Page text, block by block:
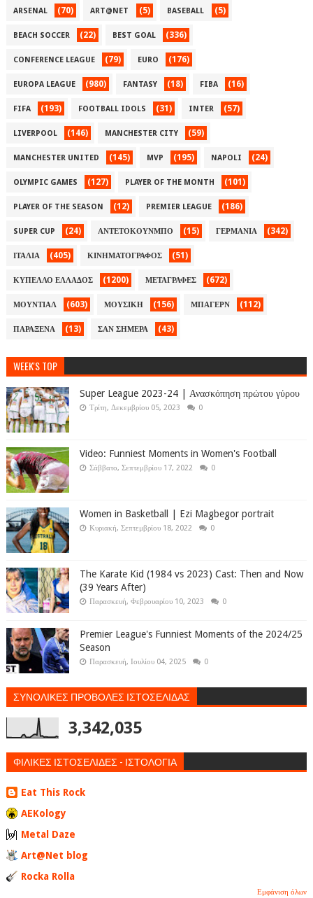
ARSENAL (70) ART@NET (5) BASEBALL (5)
BEACH SOCCER (22) BEST GOAL (336)
CONFERENCE LEAGUE (79) EURO (176)
EUROPA LEAGUE (980) FANTASY (18) FIBA (16)
FIFA (193) FOOTBALL IDOLS (31) INTER (57)
LIVERPOOL (146) MANCHESTER CITY (59)
MANCHESTER UNITED (145) MVP (195) NAPOLI (24)
OLYMPIC GAMES (127) PLAYER OF THE MONTH (101)
PLAYER OF THE SEASON (12) PREMIER LEAGUE (186)
SUPER CUP (24) ΑΝΤΕΤΟΚΟΥΝΜΠΟ (15) ΓΕΡΜΑΝΙΑ (342)
ΙΤΑΛΙΑ (405) ΚΙΝΗΜΑΤΟΓΡΑΦΟΣ (51)
ΚΥΠΕΛΛΟ ΕΛΛΑΔΟΣ (1200) ΜΕΤΑΓΡΑΦΕΣ (672)
ΜΟΥΝΤΙΑΛ (603) ΜΟΥΣΙΚΗ (156) ΜΠΑΓΕΡΝ (112)
ΠΑΡΑΞΕΝΑ (13) ΣΑΝ ΣΗΜΕΡΑ (43)
WEEK'S TOP
Super League 2023-24 | Ανασκόπηση πρώτου γύρου
Τρίτη, Δεκεμβρίου 05, 2023 0
Video: Funniest Moments in Women's Football
Σάββατο, Σεπτεμβρίου 17, 2022 0
Women in Basketball | Ezi Magbegor portrait
Κυριακή, Σεπτεμβρίου 18, 2022 0
The Karate Kid (1984 vs 2023) Cast: Then and Now
(39 Years After)
Παρασκευή, Φεβρουαρίου 10, 2023 0
Premier League's Funniest Moments of the 2024/25
Season
Παρασκευή, Ιουλίου 04, 2025 0
ΣΥΝΟΛΙΚΕΣ ΠΡΟΒΟΛΕΣ ΙΣΤΟΣΕΛΙΔΑΣ
3,342,035
ΦΙΛΙΚΕΣ ΙΣΤΟΣΕΛΙΔΕΣ - ΙΣΤΟΛΟΓΙΑ
Eat This Rock
AEKology
Metal Daze
Art@Net blog
Rocka Rolla
Εμφάνιση όλων